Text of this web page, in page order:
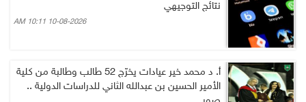
نتائج التوجيهي
10-08-2026 10:11 AM
أ. د محمد خير عيادات يخرّج 52 طالب وطالبة من كلية
الأمير الحسين بن عبدالله الثاني للدراسات الدولية ..